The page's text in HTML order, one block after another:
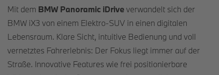
Mit dem BMW Panoramic iDriveverwandelt sich der
BMW iX3 von einem Elektro-SUV in einen digitalen
Lebensraum. Klare Sicht, intuitive Bedienung und voll
vernetztes Fahrerlebnis: Der Fokus liegt immer auf der
Straße. Innovative Features wie frei positionierbare